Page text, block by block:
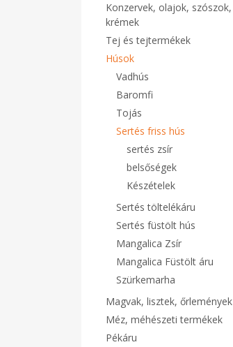
Konzervek, olajok, szószok,
krémek
Tej és tejtermékek
Húsok
Vadhús
Baromfi
Tojás
Sertés friss hús
sertés zsír
belsőségek
Készételek
Sertés töltelékáru
Sertés füstölt hús
Mangalica Zsír
Mangalica Füstölt áru
Szürkemarha
Magvak, lisztek, őrlemények
Méz, méhészeti termékek
Pékáru